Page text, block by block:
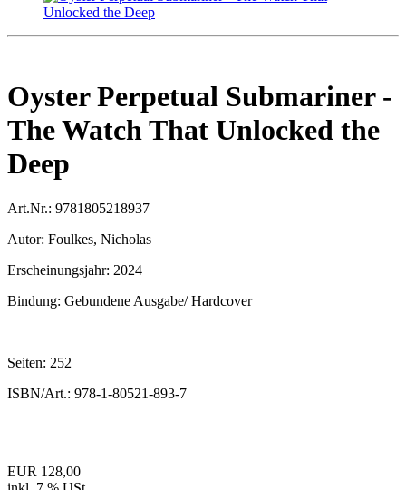
Oyster Perpetual Submariner -
The Watch That Unlocked the
Deep
Art.Nr.: 9781805218937
Autor: Foulkes, Nicholas
Erscheinungsjahr: 2024
Bindung: Gebundene Ausgabe/ Hardcover
Seiten: 252
ISBN/Art.: 978-1-80521-893-7
EUR 128,00